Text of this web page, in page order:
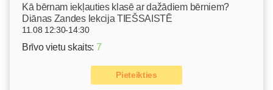
Kā bērnam iekļauties klasē ar dažādiem bērniem?
Diānas Zandes lekcija TIEŠSAISTĒ
11.08 12:30-14:30
Brīvo vietu skaits: 7
Pieteikties